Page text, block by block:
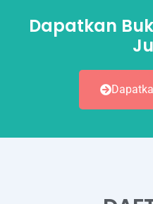
Dapatkan